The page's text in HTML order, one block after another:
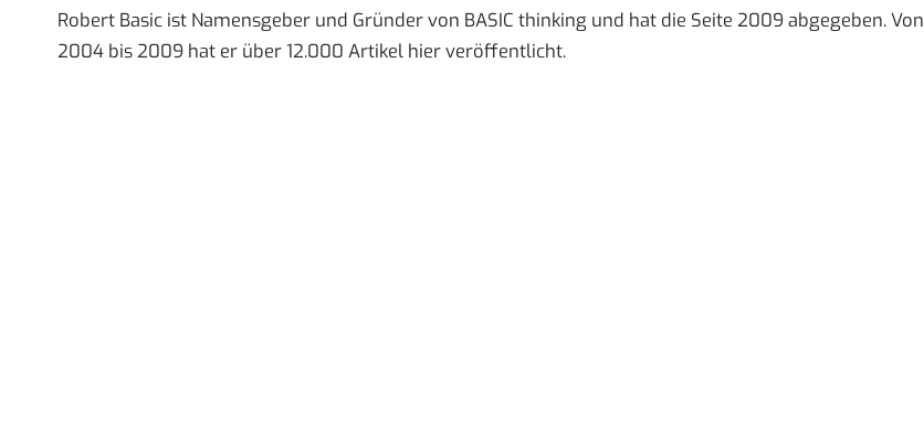
Robert Basic ist Namensgeber und Gründer von BASIC thinking und hat die Seite 2009 abgegeben. Von
2004 bis 2009 hat er über 12.000 Artikel hier veröffentlicht.